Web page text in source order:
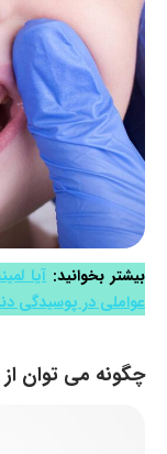
بیشتر بخوانید: آیا
عواملی در پوسیدگی
چگونه می‌ توان